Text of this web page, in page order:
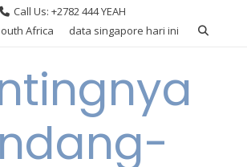
Call Us: +2782 444 YEAH
Africa
data singapore hari ini